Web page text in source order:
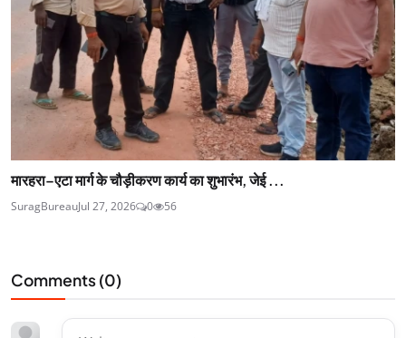
मारहरा–एटा मार्ग के चौड़ीकरण कार्य का शुभारंभ, जेई ...
SuragBureauJul 27, 2026 0 56
Comments (0)